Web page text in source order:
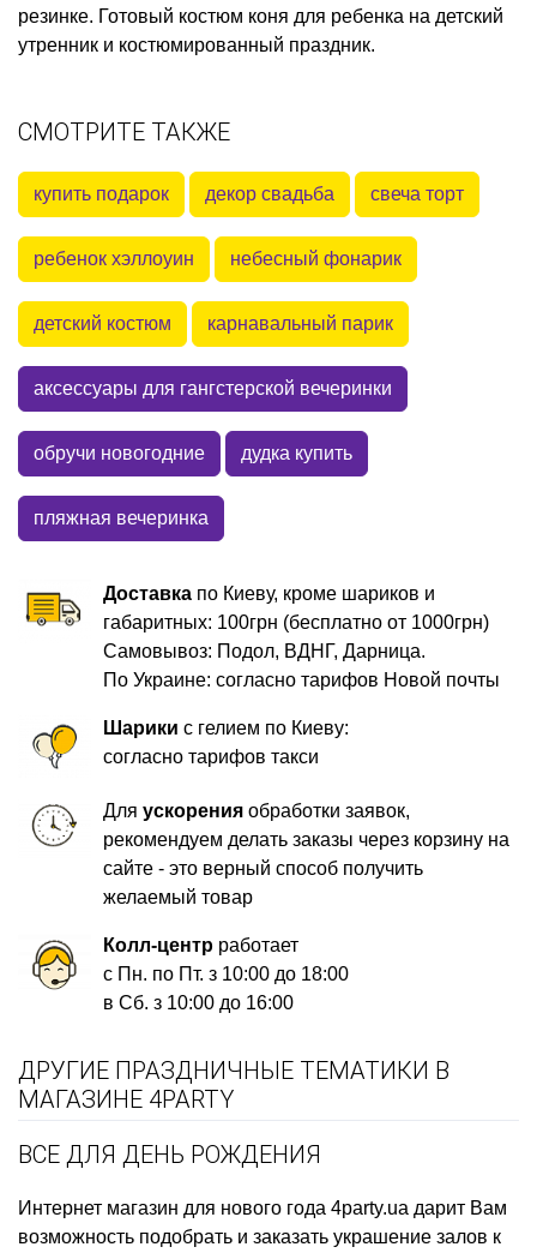
резинке. Готовый костюм коня для ребенка на детский
утренник и костюмированный праздник.
СМОТРИТЕ ТАКЖЕ
купить подарок декор свадьба свеча торт
ребенок хэллоуин небесный фонарик
детский костюм карнавальный парик
аксессуары для гангстерской вечеринки
обручи новогодние дудка купить
пляжная вечеринка
Доставка по Киеву, кроме шариков и
габаритных: 100грн (бесплатно от 1000грн)
Самовывоз: Подол, ВДНГ, Дарница.
По Украине: согласно тарифов Новой почты
Шарики с гелием по Киеву:
согласно тарифов такси
Дляускорения обработки заявок,
рекомендуем делать заказы через корзину на
сайте - это верный способ получить
желаемый товар
Колл-центр работает
с Пн. по Пт. з 10:00 до 18:00
в Сб. з 10:00 до 16:00
ДРУГИЕ ПРАЗДНИЧНЫЕ ТЕМАТИКИ В
МАГАЗИНЕ 4PARTY
ВСЕ ДЛЯ ДЕНЬ РОЖДЕНИЯ
Интернет магазин для нового года 4party.ua дарит Вам
возможность подобрать и заказать украшение залов к